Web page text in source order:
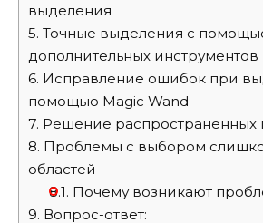
выделения
5. Точные выделения с
дополнительных инструментов
6. Исправление ошибок при
помощью Magic Wand
7. Решение распространенных
8. Проблемы с выбором
областей
8.1. Почему возникают
9. Вопрос-ответ: